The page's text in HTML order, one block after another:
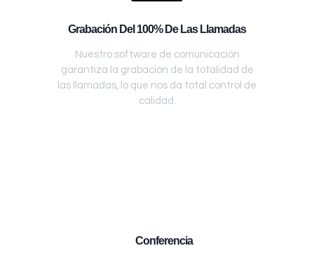
Grabación Del 100% De Las Llamadas
Nuestro software de comunicación
garantiza la grabación de la totalidad de
las llamadas, lo que nos da total control de
calidad.
Conferencia